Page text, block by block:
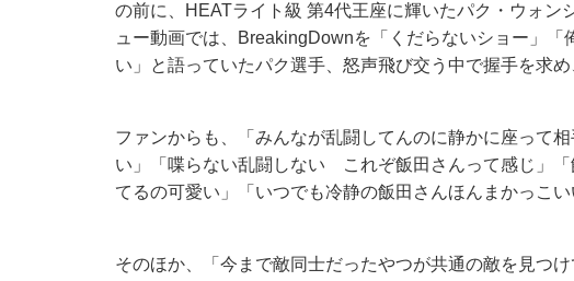
の前に、HEATライト級 第4代王座に輝いたパク・ウォン
ュー動画では、BreakingDownを「くだらないショー」
い」と語っていたパク選手、怒声飛び交う中で握手を求
ファンからも、「みんなが乱闘してんのに静かに座って
い」「喋らない乱闘しない これぞ飯田さんって感じ」
てるの可愛い」「いつでも冷静の飯田さんほんまかっこ
そのほか、「今まで敵同士だったやつが共通の敵を見つ